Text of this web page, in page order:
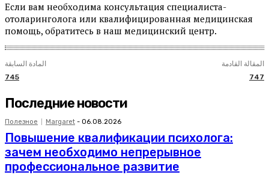
Если вам необходима консультация специалиста-
отоларинголога или квалифицированная медицинская
помощь, обратитесь в наш медицинский центр.
المادة السابقة
745
المقالة القادمة
747
Последние новости
Полезное Margaret - 06.08.2026
Повышение квалификации психолога:
зачем необходимо непрерывное
профессиональное развитие